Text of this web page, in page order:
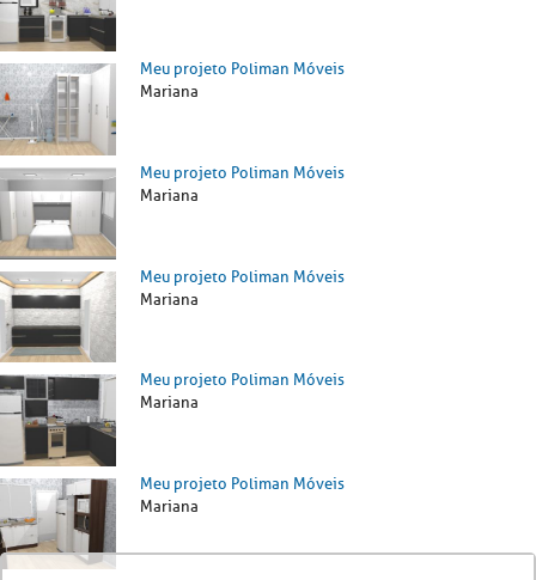
Meu projeto Poliman Móveis
Mariana
Meu projeto Poliman Móveis
Mariana
Meu projeto Poliman Móveis
Mariana
Meu projeto Poliman Móveis
Mariana
Meu projeto Poliman Móveis
Mariana